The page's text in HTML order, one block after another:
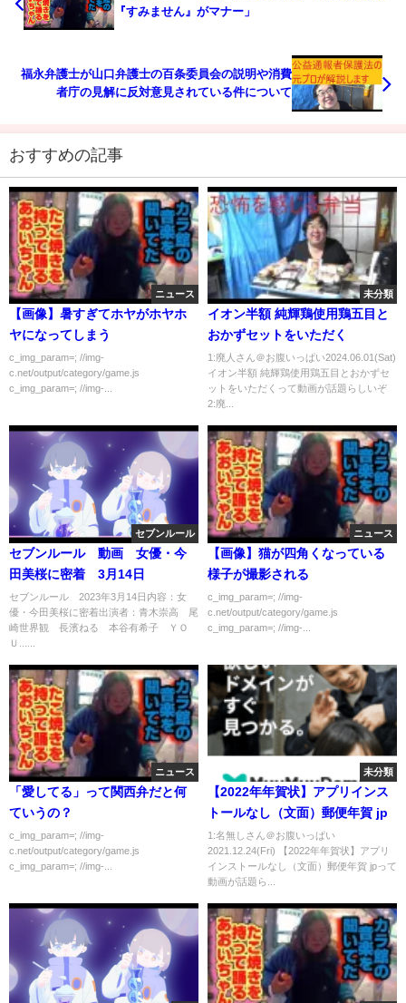
『すみません』がマナー」
福永弁護士が山口弁護士の百条委員会の説明や消費
者庁の見解に反対意見されている件について
おすすめの記事
ニュース
【画像】暑すぎてホヤがホヤホ
ヤになってしまう
c_img_param=; //img-
c.net/output/category/game.js
c_img_param=; //img-...
未分類
イオン半額 純輝鶏使用鶏五目と
おかずセットをいただく
1:廃人さん＠お腹いっぱい2024.06.01(Sat)
イオン半額 純輝鶏使用鶏五目とおかずセ
ットをいただくって動画が話題らしいぞ
2:廃...
セブンルール
セブンルール 動画 女優・今
田美桜に密着 3月14日
セブンルール 2023年3月14日内容：女
優・今田美桜に密着出演者：青木崇高 尾
崎世界観 長濱ねる 本谷有希子 ＹＯ
Ｕ......
ニュース
【画像】猫が四角くなっている
様子が撮影される
c_img_param=; //img-
c.net/output/category/game.js
c_img_param=; //img-...
ニュース
「愛してる」って関西弁だと何
ていうの？
c_img_param=; //img-
c.net/output/category/game.js
c_img_param=; //img-...
未分類
【2022年年賀状】アプリインス
トールなし（文面）郵便年賀 jp
1:名無しさん＠お腹いっぱい
2021.12.24(Fri) 【2022年年賀状】アプリ
インストールなし（文面）郵便年賀 jpって
動画が話題ら...